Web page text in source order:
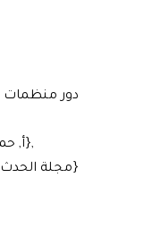
author={د.براهيمي آسية and أ, حمودي إيمان},
journal={مجلة الحدث للدراسات المالية والاقتصادية}